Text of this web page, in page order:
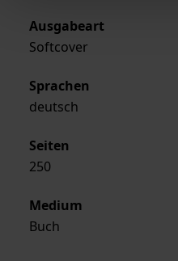
Ausgabeart
Softcover
Sprachen
deutsch
Seiten
250
Medium
Buch